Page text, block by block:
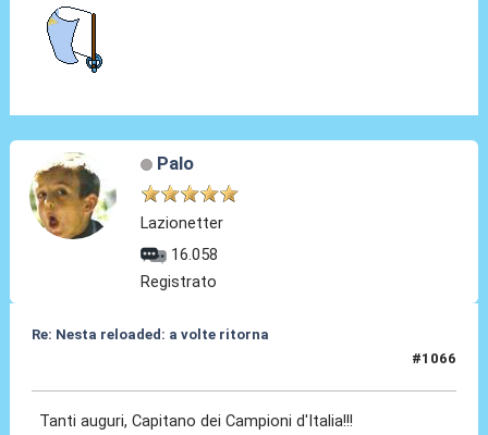
Palo
Lazionetter
16.058
Registrato
Re: Nesta reloaded: a volte ritorna
#1066
Tanti auguri, Capitano dei Campioni d'Italia!!!